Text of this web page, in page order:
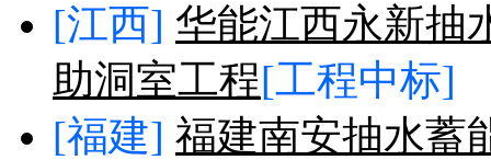
[江西] 华能江西永新抽
助洞室工程[工程中标]
[福建] 福建南安抽水蓄